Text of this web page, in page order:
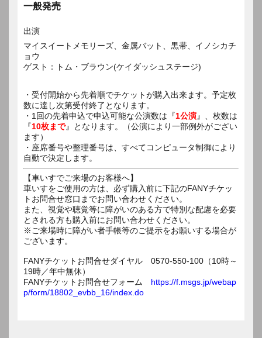
一般発売
出演
マイスイートメモリーズ、金属バット、黒帯、イノシカチ
ョウ
ゲスト：トム・ブラウン(ケイダッシュステージ)
・受付開始から先着順でチケットが購入出来ます。予定枚
数に達し次第受付終了となります。
・1回の先着申込で申込可能な公演数は『1公演』、枚数は
『10枚まで』となります。（公演により一部例外がござい
ます）
・座席番号や整理番号は、すべてコンピュータ制御により
自動で決定します。
【車いすでご来場のお客様へ】
車いすをご使用の方は、必ず購入前に下記のFANYチケッ
トお問合せ窓口までお問い合わせください。
また、視覚や聴覚等に障がいのある方で特別な配慮を必要
とされる方も購入前にお問い合わせください。
※ご来場時に障がい者手帳等のご提示をお願いする場合が
ございます。
FANYチケットお問合せダイヤル 0570-550-100（10時～
19時／年中無休）
FANYチケットお問合せフォーム https://f.msgs.jp/webap
p/form/18802_evbb_16/index.do